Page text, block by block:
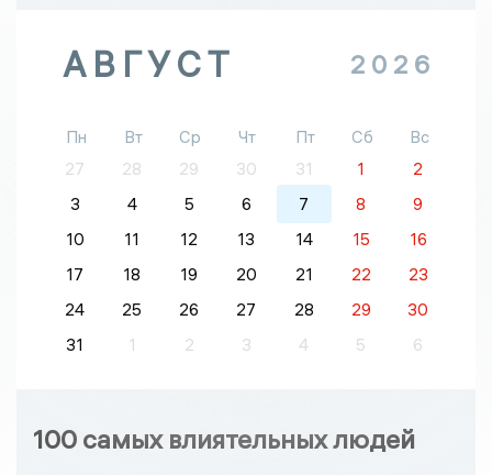
АВГУСТ 2026
Пн Вт Ср Чт Пт Сб
Вс
27
28 29 30 31 1
2
3
4 5 6 7 8
9
10
11 12 13 14 15
16
17
18 19 20 21 22
23
24
25 26 27 28 29
30
31
1 2 3 4 5 6
100 самых влиятельных людей